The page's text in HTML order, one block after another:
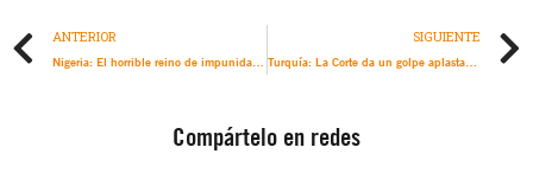
ANTERIOR
Nigeria: El horrible reino de impunidad del SARS hace que se burle la ley anti-tortura
SIGUIENTE
Turquía: La Corte da un golpe aplastante a los derechos humanos y a la justicia al condenar a cuatro activistas
Compártelo en redes